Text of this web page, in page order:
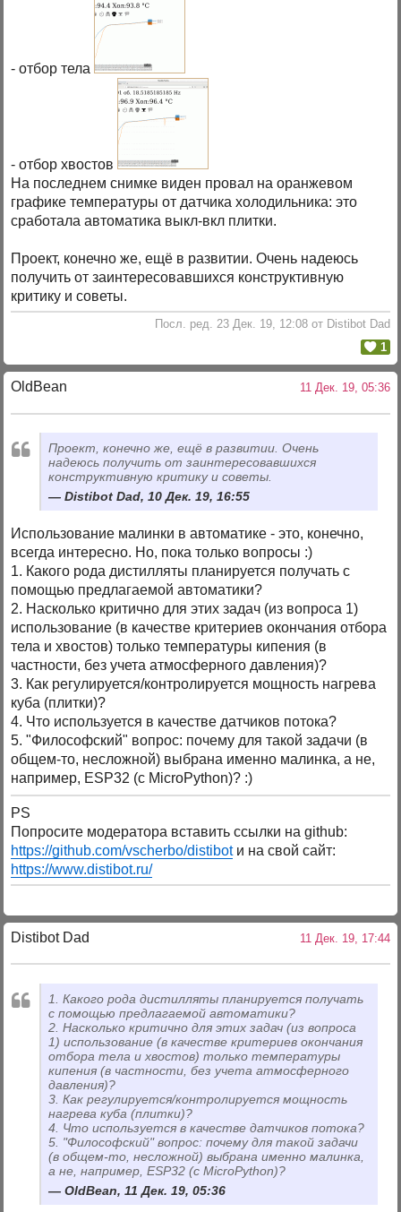
- отбор тела
- отбор хвостов
На последнем снимке виден провал на оранжевом
графике температуры от датчика холодильника: это
сработала автоматика выкл-вкл плитки.
Проект, конечно же, ещё в развитии. Очень надеюсь
получить от заинтересовавшихся конструктивную
критику и советы.
Посл. ред. 23 Дек. 19, 12:08 от Distibot Dad
1
OldBean 11 Дек. 19, 05:36
Проект, конечно же, ещё в развитии. Очень
надеюсь получить от заинтересовавшихся
конструктивную критику и советы.
Distibot Dad, 10 Дек. 19, 16:55
Использование малинки в автоматике - это, конечно,
всегда интересно. Но, пока только вопросы :)
1. Какого рода дистилляты планируется получать с
помощью предлагаемой автоматики?
2. Насколько критично для этих задач (из вопроса 1)
использование (в качестве критериев окончания отбора
тела и хвостов) только температуры кипения (в
частности, без учета атмосферного давления)?
3. Как регулируется/контролируется мощность нагрева
куба (плитки)?
4. Что используется в качестве датчиков потока?
5. "Философский" вопрос: почему для такой задачи (в
общем-то, несложной) выбрана именно малинка, а не,
например, ESP32 (c MicroPython)? :)
PS
Попросите модератора вставить ссылки на github:
https://github.com/vscherbo/distibotи на свой сайт:
https://www.distibot.ru/
Distibot Dad 11 Дек. 19, 17:44
1. Какого рода дистилляты планируется получать
с помощью предлагаемой автоматики?
2. Насколько критично для этих задач (из вопроса
1) использование (в качестве критериев окончания
отбора тела и хвостов) только температуры
кипения (в частности, без учета атмосферного
давления)?
3. Как регулируется/контролируется мощность
нагрева куба (плитки)?
4. Что используется в качестве датчиков потока?
5. "Философский" вопрос: почему для такой задачи
(в общем-то, несложной) выбрана именно малинка,
а не, например, ESP32 (c MicroPython)?
OldBean, 11 Дек. 19, 05:36